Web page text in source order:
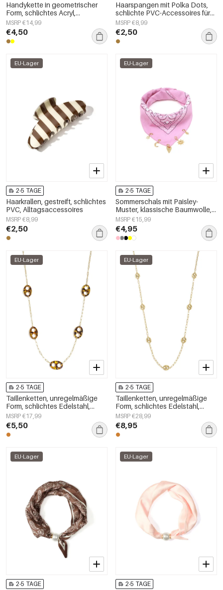
Handykette in geometrischer
Form, schlichtes Acryl,
Alltagsaccessoire
MSRP €14,99
€4,50
Haarspangen mit Polka Dots,
schlichte PVC-Accessoires für
den Alltag
MSRP €8,99
€2,50
EU-Lager
2-5 TAGE
Haarkrallen, gestreift, schlichtes
PVC, Alltagsaccessoires
MSRP €8,99
€2,50
EU-Lager
2-5 TAGE
Sommerschals mit Paisley-
Muster, klassische Baumwolle,
Alltagsaccessoires
MSRP €15,99
€4,95
EU-Lager
2-5 TAGE
Taillenketten, unregelmäßige
Form, schlichtes Edelstahl,
Alltagsaccessoires
MSRP €17,99
€5,50
EU-Lager
2-5 TAGE
Taillenketten, unregelmäßige
Form, schlichtes Edelstahl,
Alltagsaccessoires
MSRP €28,99
€8,95
EU-Lager
2-5 TAGE
EU-Lager
2-5 TAGE